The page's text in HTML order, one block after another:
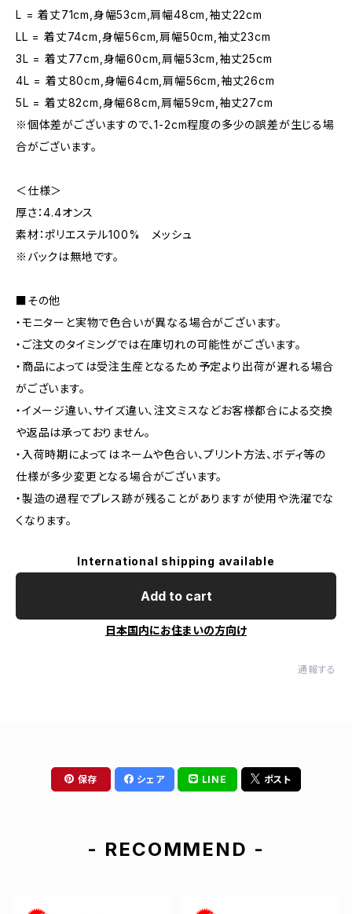
L = 着丈71cm,身幅53cm,肩幅48cm,袖丈22cm
LL = 着丈74cm,身幅56cm,肩幅50cm,袖丈23cm
3L = 着丈77cm,身幅60cm,肩幅53cm,袖丈25cm
4L = 着丈80cm,身幅64cm,肩幅56cm,袖丈26cm
5L = 着丈82cm,身幅68cm,肩幅59cm,袖丈27cm
※個体差がございますので、1-2cm程度の多少の誤差が生じる場
合がございます。
＜仕様＞
厚さ：4.4オンス
素材：ポリエステル100% メッシュ
※バックは無地です。
■その他
・モニターと実物で色合いが異なる場合がございます。
・ご注文のタイミングでは在庫切れの可能性がございます。
・商品によっては受注生産となるため予定より出荷が遅れる場合
がございます。
・イメージ違い、サイズ違い、注文ミスなどお客様都合による交換
や返品は承っておりません。
・入荷時期によってはネームや色合い、プリント方法、ボディ等の
仕様が多少変更となる場合がございます。
・製造の過程でプレス跡が残ることがありますが使用や洗濯でな
くなります。
International shipping available
Add to cart
日本国内にお住まいの方向け
通報する
保存 シェア LINE ポスト
- RECOMMEND -